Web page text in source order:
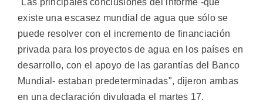
"Las principales conclusiones del informe -que
existe una escasez mundial de agua que sólo se
puede resolver con el incremento de financiación
privada para los proyectos de agua en los países en
desarrollo, con el apoyo de las garantías del Banco
Mundial- estaban predeterminadas", dijeron ambas
en una declaración divulgada el martes 17.